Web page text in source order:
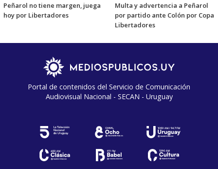
Peñarol no tiene margen, juega
hoy por Libertadores
Multa y advertencia a Peñarol
por partido ante Colón por Copa
Libertadores
Portal de contenidos del Servicio de Comunicación
Audiovisual Nacional - SECAN - Uruguay